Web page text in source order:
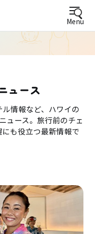
Menu
ュース
情報など、ハワイの
ュース。旅行前のチェ
も役立つ最新情報で